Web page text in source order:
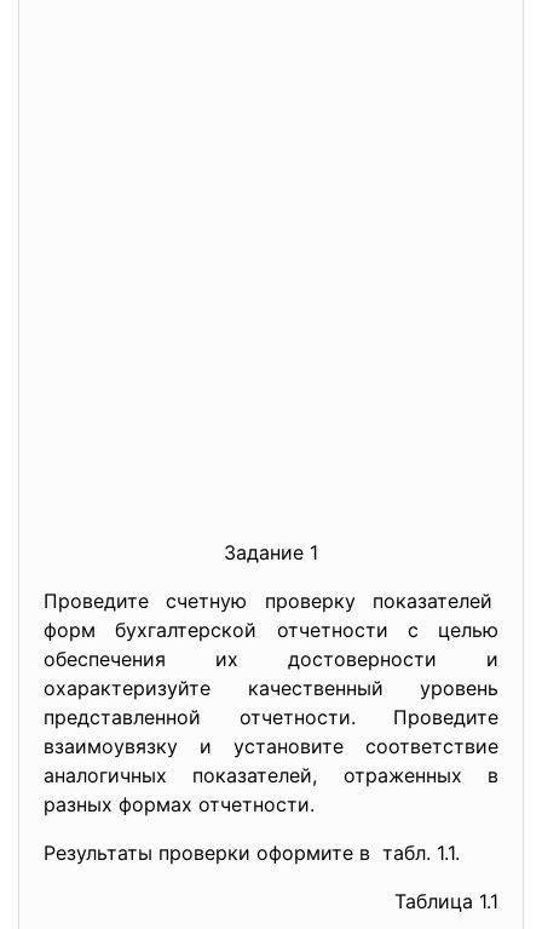
Задание 1
Проведите счетную проверку показателей
форм бухгалтерской отчетности с целью
обеспечения их достоверности и
охарактеризуйте качественный уровень
представленной отчетности. Проведите
взаимоувязку и установите соответствие
аналогичных показателей, отраженных в
разных формах отчетности.
Результаты проверки оформите в табл. 1.1.
Таблица 1.1